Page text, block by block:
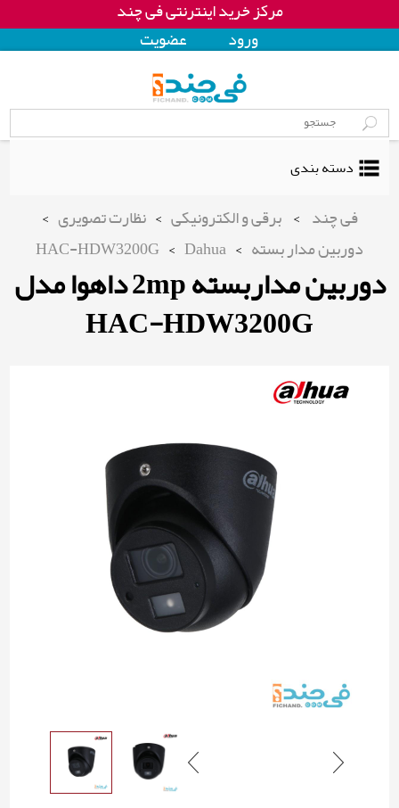
مرکز خرید اینترنتی فی چند
ورود
عضويت
دسته بندی
فی چند > برقی و الکترونیکی > نظارت تصویری >
دوربین مدار بسته >
Dahua
>
HAC-HDW3200G
دوربین مداربسته 2mp داهوا مدل
HAC-HDW3200G